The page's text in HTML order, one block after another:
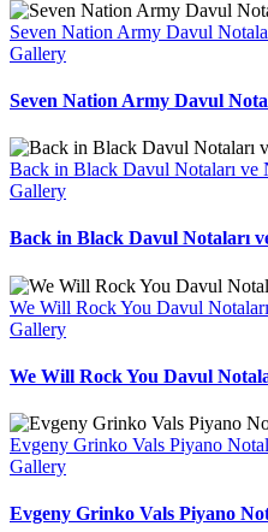
Seven Nation Army Davul
Gallery
Seven Nation Army Davul
Back in Black Davul Notaları ve
Gallery
Back in Black Davul Notaları
We Will Rock You Davul
Gallery
We Will Rock You Davul
Evgeny Grinko Vals Piyano
Gallery
Evgeny Grinko Vals Piyano